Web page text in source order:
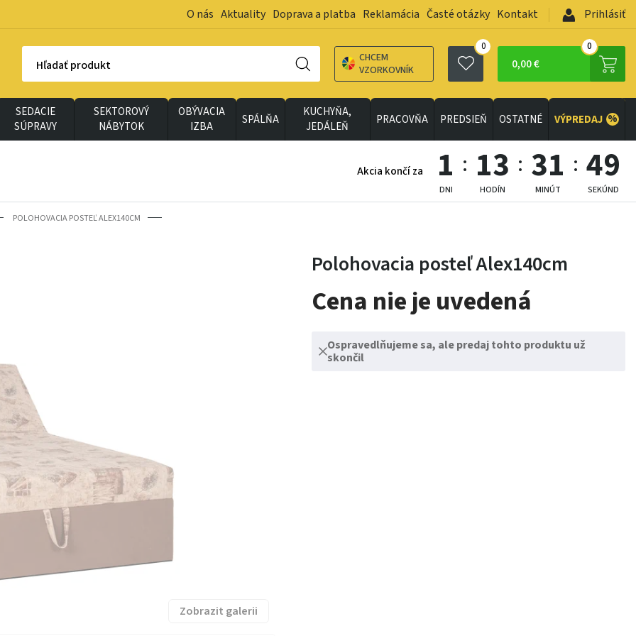
O nás Aktuality Doprava a platba Reklamácia Časté otázky Kontakt Prihlásiť
Hľadať produkt
CHCEM
VZORKOVNÍK
0
0,00 €
0
SEDACIE
SÚPRAVY
SEKTOROVÝ
NÁBYTOK
OBÝVACIA
IZBA
SPÁLŇA
KUCHYŇA,
JEDÁLEŇ
PRACOVŇA PREDSIEŇ OSTATNÉ VÝPREDAJ %
Akcia končí za 1
DNI
13
HODÍN
31
MINÚT
47
SEKÚND
POLOHOVACIA POSTEĽ ALEX140CM
Polohovacia posteľ Alex140cm
Cena nie je uvedená
Ospravedlňujeme sa, ale predaj tohto produktu už
skončil
Zobrazit galerii